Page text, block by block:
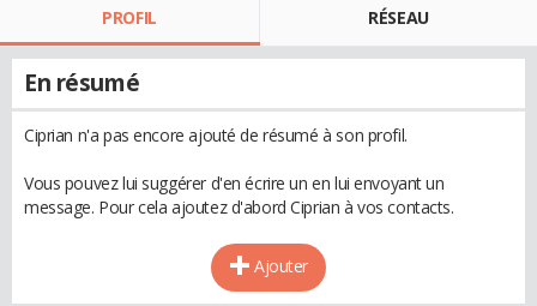
PROFIL RÉSEAU
En résumé
Ciprian n'a pas encore ajouté de résumé à son profil.
Vous pouvez lui suggérer d'en écrire un en lui envoyant un
message. Pour cela ajoutez d'abord Ciprian à vos contacts.
Ajouter